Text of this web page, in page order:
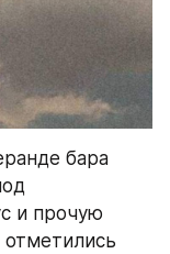
бара
и прочую
отметились